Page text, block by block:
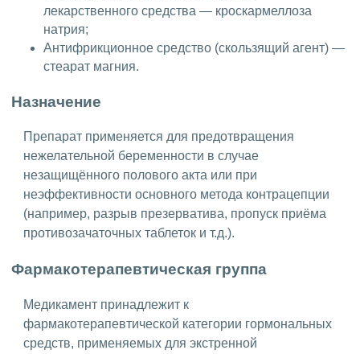
лекарственного средства — кроскармеллоза
натрия;
Антифрикционное средство (скользящий агент) —
стеарат магния.
Назначение
Препарат применяется для предотвращения
нежелательной беременности в случае
незащищённого полового акта или при
неэффективности основного метода контрацепции
(например, разрыв презерватива, пропуск приёма
противозачаточных таблеток и т.д.).
Фармакотерапевтическая группа
Медикамент принадлежит к
фармакотерапевтической категории гормональных
средств, применяемых для экстренной